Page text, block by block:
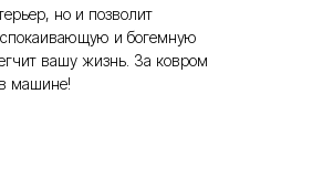
но и позволит
и богемную
вашу жизнь. За ковром
машине!